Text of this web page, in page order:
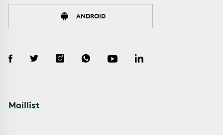
ANDROID
Maillist